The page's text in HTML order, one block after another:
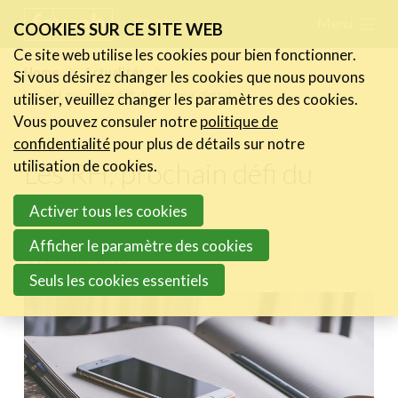
links
Jump
to
navigation
Jump
main
content
FR NL
Home
Actualités
Les RH, prochain défi du secteur digital
Les RH, prochain défi du
secteur digital
22 février 2018
Actualités
Les nouvelles du secteur
Les FeWeb Vidéos
Les Cases des membres
Activités
Cases Gallery
Le Toolbox
Annuaire prestataires
COOKIES SUR CE SITE WEB
Ce site web utilise les cookies pour bien fonctionner.
Si vous désirez changer les cookies que nous pouvons
utiliser, veuillez changer les paramètres des cookies.
Vous pouvez consuler notrepolitique de
confidentialitépour plus de détails sur notre
utilisation de cookies.
Activer tous les cookies
Afficher le paramètre des cookies
Seuls les cookies essentiels